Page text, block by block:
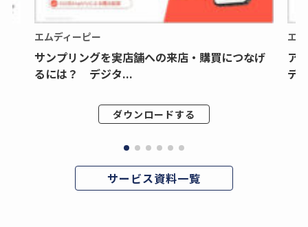
エムディーピー
サンプリングを実店舗への来店・購買につなげ
るには？ デジタ...
ダウンロードする
エ
ア
デ
サービス資料一覧